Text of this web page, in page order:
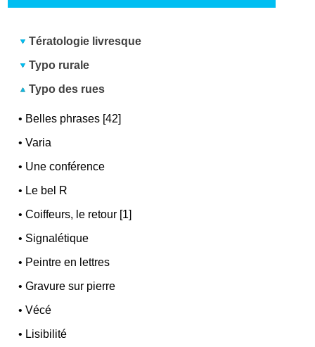
Tératologie livresque
Typo rurale
Typo des rues
• Belles phrases [42]
•Varia
• Une conférence
• Le bel R
•Coiffeurs, le retour [1]
• Signalétique
• Peintre en lettres
•Gravure sur pierre
•Vécé
• Lisibilité